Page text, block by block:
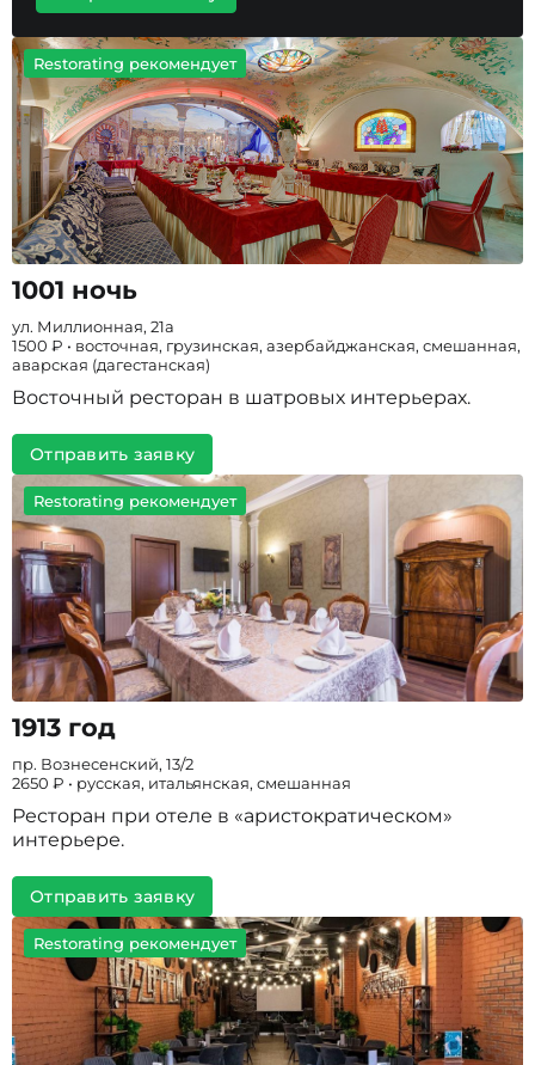
Restorating рекомендует
1001 ночь
ул. Миллионная, 21а
1500 ₽ • восточная, грузинская, азербайджанская, смешанная,
аварская (дагестанская)
Восточный ресторан в шатровых интерьерах.
Отправить заявку
Restorating рекомендует
1913 год
пр. Вознесенский, 13/2
2650 ₽ • русская, итальянская, смешанная
Ресторан при отеле в «аристократическом»
интерьере.
Отправить заявку
Restorating рекомендует